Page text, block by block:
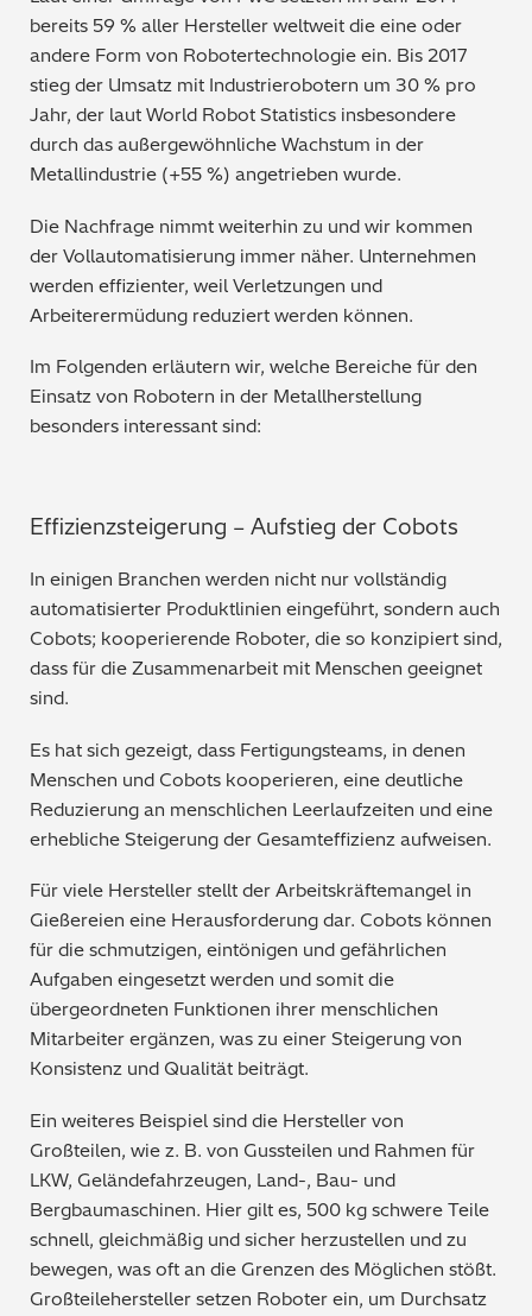
Edelmetalle / Schmuck
Umweltanalyse
Bergbau / Mineralien
Regulatorische Anforderungen
Allgemein gebräuchliche Chemikalien
Polymere / Kunststoffe
Automobilindustrie
bereits 59 % aller Hersteller weltweit die eine oder
andere Form von Robotertechnologie ein. Bis 2017
stieg der Umsatz mit Industrierobotern um 30 % pro
Jahr, der laut World Robot Statistics insbesondere
durch das außergewöhnliche Wachstum in der
Metallindustrie (+55 %) angetrieben wurde.
Die Nachfrage nimmt weiterhin zu und wir kommen
der Vollautomatisierung immer näher. Unternehmen
werden effizienter, weil Verletzungen und
Arbeiterermüdung reduziert werden können.
Im Folgenden erläutern wir, welche Bereiche für den
Einsatz von Robotern in der Metallherstellung
besonders interessant sind:
Effizienzsteigerung – Aufstieg der Cobots
In einigen Branchen werden nicht nur vollständig
automatisierter Produktlinien eingeführt, sondern auch
Cobots; kooperierende Roboter, die so konzipiert sind,
dass für die Zusammenarbeit mit Menschen geeignet
sind.
Es hat sich gezeigt, dass Fertigungsteams, in denen
Menschen und Cobots kooperieren, eine deutliche
Reduzierung an menschlichen Leerlaufzeiten und eine
erhebliche Steigerung der Gesamteffizienz aufweisen.
Für viele Hersteller stellt der Arbeitskräftemangel in
Gießereien eine Herausforderung dar. Cobots können
für die schmutzigen, eintönigen und gefährlichen
Aufgaben eingesetzt werden und somit die
übergeordneten Funktionen ihrer menschlichen
Mitarbeiter ergänzen, was zu einer Steigerung von
Konsistenz und Qualität beiträgt.
Ein weiteres Beispiel sind die Hersteller von
Großteilen, wie z. B. von Gussteilen und Rahmen für
LKW, Geländefahrzeugen, Land-, Bau- und
Bergbaumaschinen. Hier gilt es, 500 kg schwere Teile
schnell, gleichmäßig und sicher herzustellen und zu
bewegen, was oft an die Grenzen des Möglichen stößt.
Großteilehersteller setzen Roboter ein, um Durchsatz